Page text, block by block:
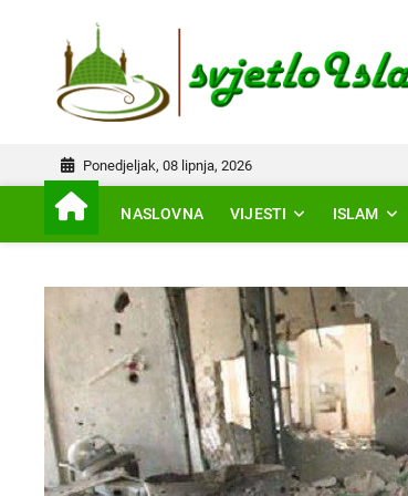
Ponedjeljak, 08 lipnja, 2026
NASLOVNA VIJESTI ISLAM